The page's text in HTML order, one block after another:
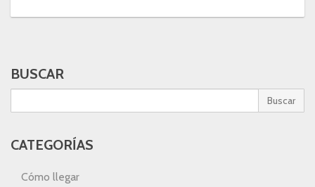
BUSCAR
Buscar
CATEGORÍAS
Cómo llegar